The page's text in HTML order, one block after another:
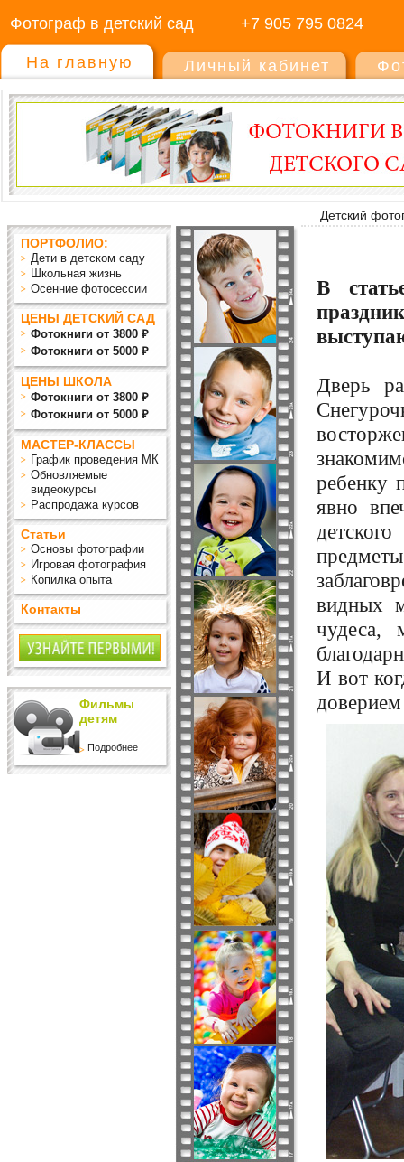
Фотограф в детский сад +7 905 795 0824
На главную Личный кабинет
Детский
ПОРТФОЛИО:
Дети в детском саду
Школьная жизнь
Осенние фотосессии
ЦЕНЫ ДЕТСКИЙ САД
Фотокниги от 3800 ₽
Фотокниги от 5000 ₽
ЦЕНЫ ШКОЛА
Фотокниги от 3800 ₽
Фотокниги от 5000 ₽
МАСТЕР-КЛАССЫ
График проведения МК
Обновляемые
видеокурсы
Распродажа курсов
Статьи
Основы фотографии
Игровая фотография
Копилка опыта
Контакты
Фильмы
детям
Подробнее
В
Дверь
ребенку
явно
видных
чудеса,
И вот